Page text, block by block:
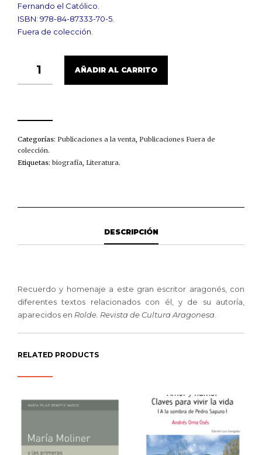
Fernando el Católico.
ISBN: 978-84-87333-70-5.
Fuera de colección.
GIL:
CANTIDAD
AÑADIR AL CARRITO
Categorías: Publicaciones a la venta, Publicaciones Fuera de
colección.
Etiquetas: biografía, Literatura.
DESCRIPCIÓN
Recuerdo y homenaje a este gran escritor aragonés, con
diferentes textos relacionados con él, y de su autoría,
aparecidos en Rolde. Revista de Cultura Aragonesa
RELATED PRODUCTS